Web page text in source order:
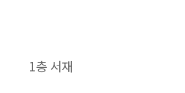
1층 서재